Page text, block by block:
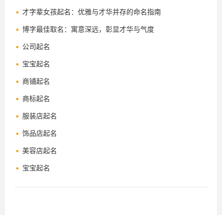
才字辈女孩起名：优雅与才华并存的命名指南
博字最佳取名：寓意深远，彰显才华与气度
公司起名
宝宝起名
商铺起名
商标起名
服装店起名
饰品店起名
美容店起名
宝宝起名